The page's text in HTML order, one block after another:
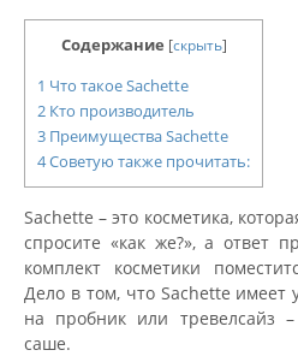
Содержание [скрыть]
1 Что такое Sachette
2 Кто производитель
3 Преимущества Sachette
4Советую также прочитать:
Sachette – это косметика,
спросите «как же?», а ответ
комплект косметики
Дело в том, что Sachette
на пробник или тревелсайз
саше.